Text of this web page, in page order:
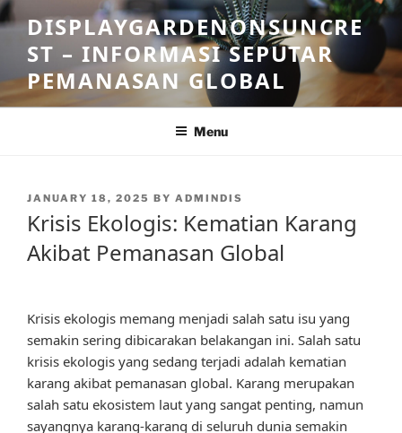
Skip
to
content
DISPLAYGARDENONSUNCRE
ST – INFORMASI SEPUTAR
PEMANASAN GLOBAL
Menu
POSTED
JANUARY 18, 2025 BY ADMINDIS
Krisis Ekologis: Kematian Karang
Akibat Pemanasan Global
Krisis ekologis memang menjadi salah satu isu yang
semakin sering dibicarakan belakangan ini. Salah satu
krisis ekologis yang sedang terjadi adalah kematian
karang akibat pemanasan global. Karang merupakan
salah satu ekosistem laut yang sangat penting, namun
sayangnya karang-karang di seluruh dunia semakin